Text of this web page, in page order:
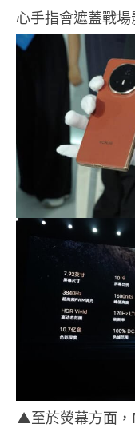
心手指會遮蓋戰場
▲至於熒幕方面，